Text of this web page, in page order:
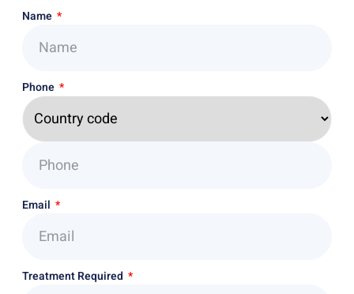
Name
Phone
Email
Treatment Required